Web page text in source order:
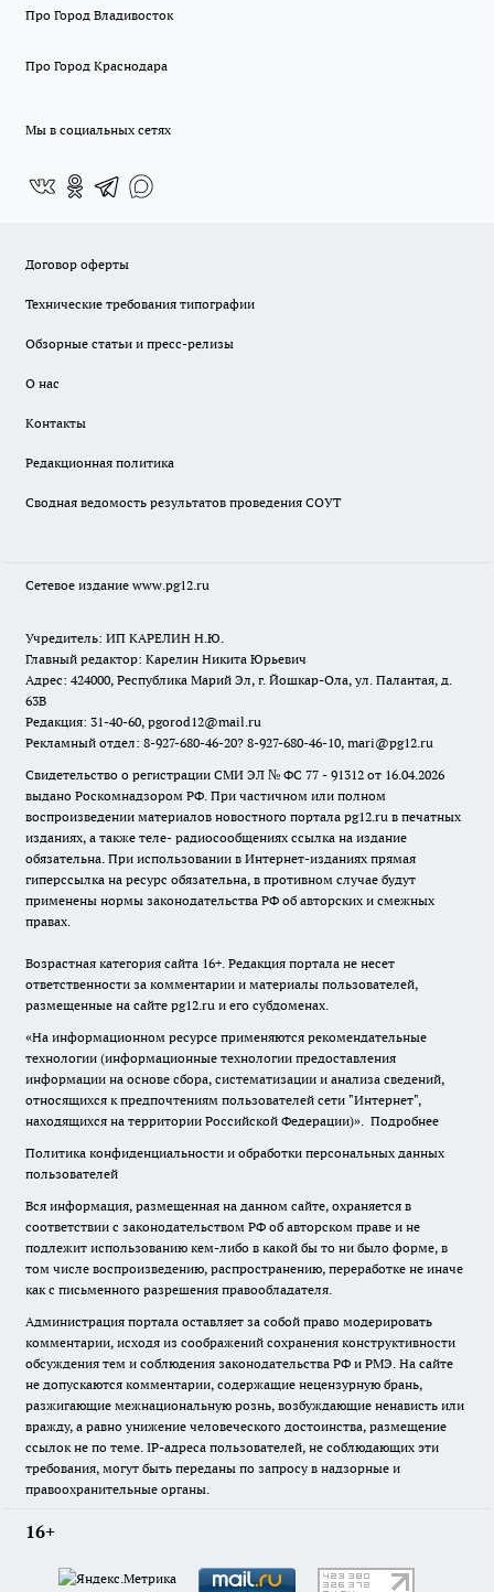
Про Город Владивосток
Про Город Краснодара
Мы в социальных сетях
Договор оферты
Технические требования типографии
Обзорные статьи и пресс-релизы
О нас
Контакты
Редакционная политика
Сводная ведомость результатов проведения СОУТ
Сетевое издание www.pg12.ru
Учредитель: ИП КАРЕЛИН Н.Ю.
Главный редактор: Карелин Никита Юрьевич
Адрес: 424000, Республика Марий Эл, г. Йошкар-Ола, ул. Палантая, д.
63В
Редакция: 31-40-60, pgorod12@mail.ru
Рекламный отдел: 8-927-680-46-20? 8-927-680-46-10, mari@pg12.ru
Свидетельство о регистрации СМИ ЭЛ № ФС 77 - 91312 от 16.04.2026
выдано Роскомнадзором РФ. При частичном или полном
воспроизведении материалов новостного портала pg12.ru в печатных
изданиях, а также теле- радиосообщениях ссылка на издание
обязательна. При использовании в Интернет-изданиях прямая
гиперссылка на ресурс обязательна, в противном случае будут
применены нормы законодательства РФ об авторских и смежных
правах.
Возрастная категория сайта 16+. Редакция портала не несет
ответственности за комментарии и материалы пользователей,
размещенные на сайте pg12.ru и его субдоменах.
«На информационном ресурсе применяются рекомендательные
технологии (информационные технологии предоставления
информации на основе сбора, систематизации и анализа сведений,
относящихся к предпочтениям пользователей сети "Интернет",
находящихся на территории Российской Федерации)». Подробнее
Политика конфиденциальности и обработки персональных данных
пользователей
Вся информация, размещенная на данном сайте, охраняется в
соответствии с законодательством РФ об авторском праве и не
подлежит использованию кем-либо в какой бы то ни было форме, в
том числе воспроизведению, распространению, переработке не иначе
как с письменного разрешения правообладателя.
Администрация портала оставляет за собой право модерировать
комментарии, исходя из соображений сохранения конструктивности
обсуждения тем и соблюдения законодательства РФ и РМЭ. На сайте
не допускаются комментарии, содержащие нецензурную брань,
разжигающие межнациональную рознь, возбуждающие ненависть или
вражду, а равно унижение человеческого достоинства, размещение
ссылок не по теме. IP-адреса пользователей, не соблюдающих эти
требования, могут быть переданы по запросу в надзорные и
правоохранительные органы.
16+